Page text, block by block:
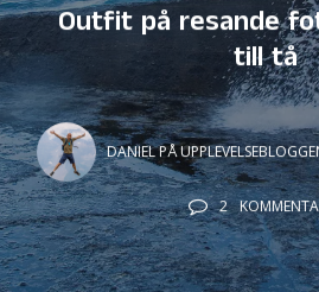
Outfit på resande
till tå
DANIEL PÅ
2